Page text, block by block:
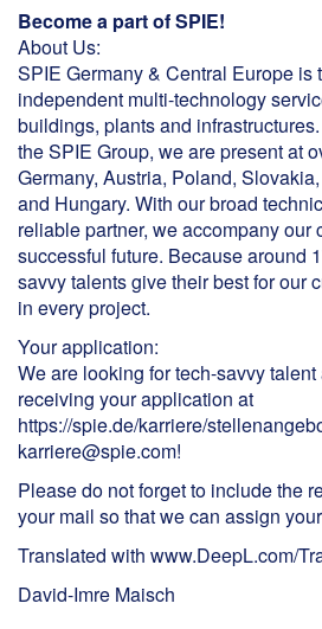
Become a part of SPIE!
About Us:
SPIE Germany & Central Europe is
independent multi-technology
buildings, plants and
the SPIE Group, we are present at
Germany, Austria, Poland,
and Hungary. With our broad
reliable partner, we accompany our
successful future. Because around
savvy talents give their best for our
in every project.
Your application:
We are looking for tech-savvy
receiving your application at
https://spie.de/karriere/
karriere@spie.com!
Please do not forget to include the
your mail so that we can assign
Translated with www.DeepL.com/
David-Imre Maisch